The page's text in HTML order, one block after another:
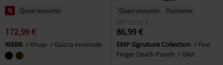
% Quasi esaurito
172,99 €
WEBB Khujo Giacca invernale
Quasi esaurito
Esclusiva
RRP
89,99 €
86,99 €
EMP Signature Collection
Five
Finger Death Punch
Gilet